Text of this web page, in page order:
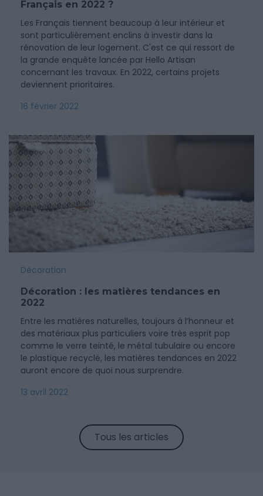
Français en 2022 ?
Les Français tiennent beaucoup à leur intérieur et
sont particulièrement enclins à investir dans la
rénovation de leur logement. C'est ce qui ressort de
la grande enquête lancée par Hello Artisan
concernant les travaux. En 2022, certains projets
deviennent prioritaires.
16 février 2022
Décoration
Décoration : les matières tendances en
2022
Entre les matières naturelles, toujours à l’honneur et
des matériaux plus particuliers voire très esprit pop
comme le verre teinté, le métal tubulaire ou encore
le plastique recyclé, les matières tendances en 2022
auront encore de quoi nous surprendre.
13 avril 2022
Tous les articles